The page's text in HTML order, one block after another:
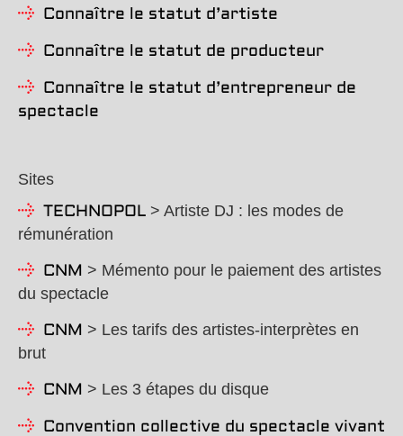
Connaître le statut d’artiste
Connaître le statut de producteur
Connaître le statut d’entrepreneur de
spectacle
Sites
TECHNOPOL > Artiste DJ : les modes de
rémunération
CNM > Mémento pour le paiement des artistes
du spectacle
CNM > Les tarifs des artistes-interprètes en
brut
CNM > Les 3 étapes du disque
Convention collective du spectacle vivant